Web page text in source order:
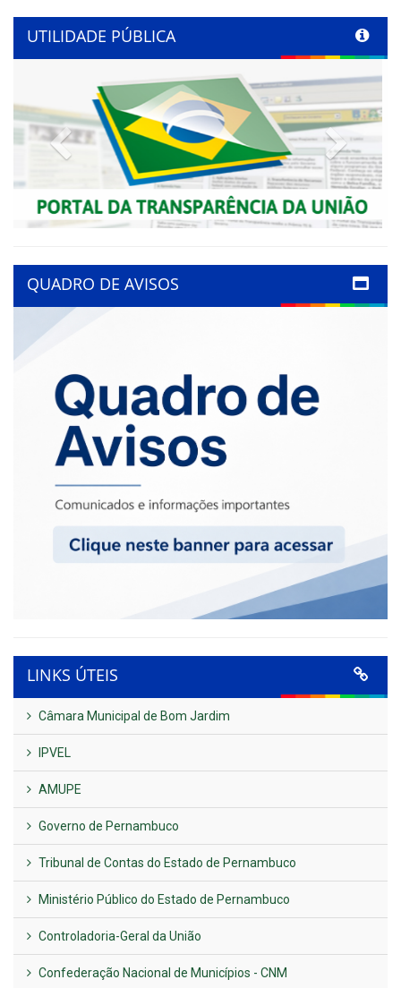
UTILIDADE PÚBLICA
Previous Next
QUADRO DE AVISOS
LINKS ÚTEIS
Câmara Municipal de Bom Jardim
IPVEL
AMUPE
Governo de Pernambuco
Tribunal de Contas do Estado de Pernambuco
Ministério Público do Estado de Pernambuco
Controladoria-Geral da União
Confederação Nacional de Municípios - CNM